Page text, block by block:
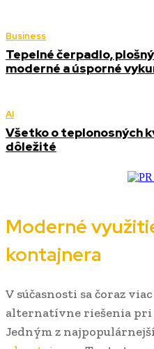
Business
Tepelné čerpadlo,
moderné a úsporné
AI
Všetko o teplonosných
dôležité
Moderné
kontajnera
V súčasnosti sa čoraz
alternatívne riešenia pri
Jedným z